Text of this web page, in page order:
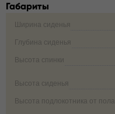
Габариты
Ширина сиденья
Глубина сиденья
Высота спинки
Высота сиденья
Высота подлокотника от пола